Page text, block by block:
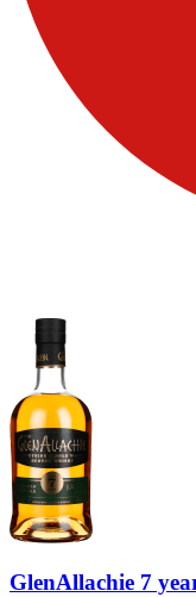
GlenAllachie 7